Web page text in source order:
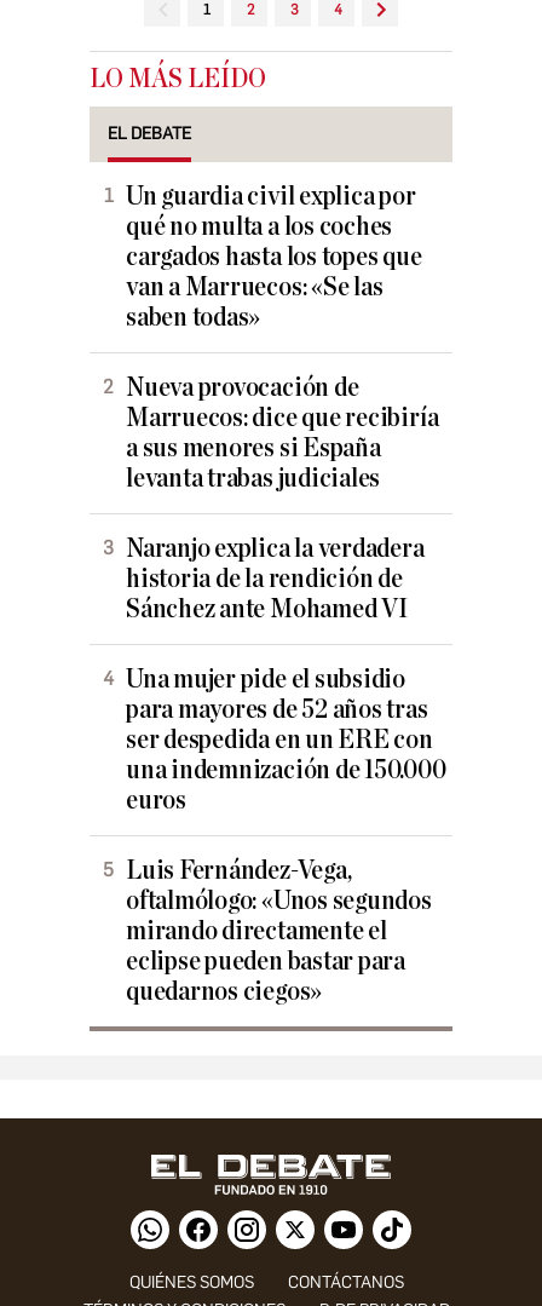
1 2 3 4
LO MÁS LEÍDO
EL DEBATE
Un guardia civil explica por
qué no multa a los coches
cargados hasta los topes que
van a Marruecos: «Se las
saben todas»
Nueva provocación de
Marruecos: dice que recibiría
a sus menores si España
levanta trabas judiciales
Naranjo explica la verdadera
historia de la rendición de
Sánchez ante Mohamed VI
Una mujer pide el subsidio
para mayores de 52 años tras
ser despedida en un ERE con
una indemnización de 150.000
euros
Luis Fernández-Vega,
oftalmólogo: «Unos segundos
mirando directamente el
eclipse pueden bastar para
quedarnos ciegos»
QUIÉNES SOMOS
CONTÁCTANOS